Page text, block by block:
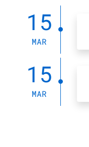
15
MAR
15
MAR